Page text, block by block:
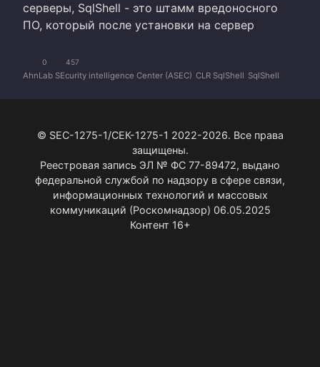
серверы, SqlShell - это штамм вредоносного
ПО, который после установки на сервер
0 457
AhnLab SEcurity intelligence Center (ASEC) CLR SqlShell SqlShell
© SEC-1275-1/СЕК-1275-1 2022-2026. Все права
защищены.
Реестровая запись ЭЛ № ФС 77-89472, выдано
федеральной службой по надзору в сфере связи,
информационных технологий и массовых
коммуникаций (Роскомнадзор) 06.05.2025
Контент 16+